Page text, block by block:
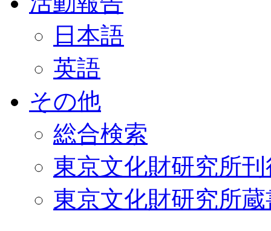
日本語
英語
その他
総合検索
東京文化財研究所
東京文化財研究所